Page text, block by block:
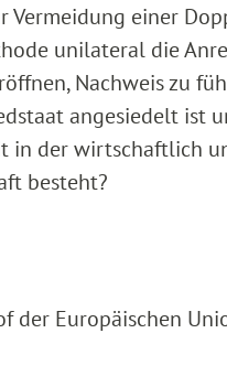
Vermeidung einer
unilateral die
Nachweis zu
angesiedelt ist
in der wirtschaftlich
besteht?
der Europäischen